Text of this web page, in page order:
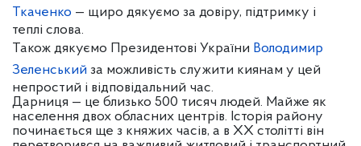
Ткаченко — щиро дякуємо за довіру, підтримку і
теплі слова.
Також дякуємо Президентові України Володимир
Зеленський за можливість служити киянам у цей
непростий і відповідальний час.
Дарниця — це близько 500 тисяч людей. Майже як
населення двох обласних центрів. Історія району
починається ще з княжих часів, а в ХХ столітті він